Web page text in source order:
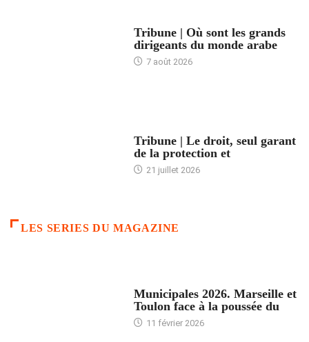
Tribune | Où sont les grands
dirigeants du monde arabe
7 août 2026
Tribune | Le droit, seul garant
de la protection et
21 juillet 2026
LES SERIES DU MAGAZINE
Municipales 2026. Marseille et
Toulon face à la poussée du
11 février 2026